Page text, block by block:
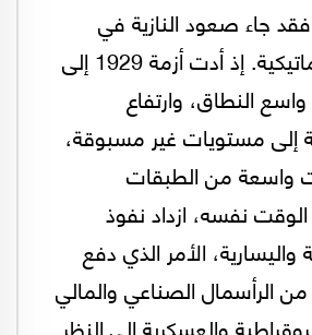
فقد جاء صعود النازية في
ظروف أكثر دراماتيكية. إذ أدت أزمة 1929 إلى
النطاق، وارتفاع
إلى مستويات غير مسبوقة،
واسعة من الطبقات
نفسه، ازداد نفوذ
واليسارية، الأمر الذي دفع
الرأسمال الصناعي والمالي